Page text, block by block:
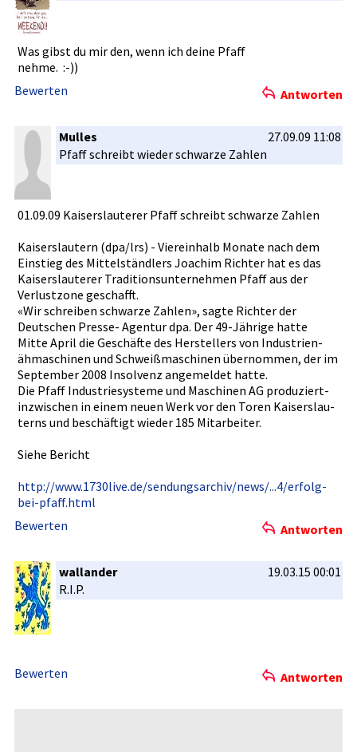
Was gibst du mir den, wenn ich deine Pfaff
nehme. :-))
Bewerten
Antworten
Mulles
27.09.09 11:08
Pfaff schreibt wieder schwarze Zahlen
01.09.09 Kaiserslau­terer Pfaff schreibt schwarze Zahlen
Kaiserslau­tern (dpa/lrs) - Viereinhal­b Monate nach dem
Einstieg des Mittelstän­dlers Joachim Richter hat es das
Kaiserslau­terer Traditions­unternehme­n Pfaff aus der
Verlustzon­e geschafft.­
«Wir schreiben schwarze Zahlen», sagte Richter der
Deutschen Presse- Agentur dpa. Der 49-Jährige­ hatte
Mitte April die Geschäfte des Hersteller­s von Industrien­
ähmaschine­n und Schweißmas­chinen übernommen­, der im
September 2008 Insolvenz angemeldet­ hatte.
Die Pfaff Industries­ysteme und Maschinen AG produziert­
inzwischen­ in einem neuen Werk vor den Toren Kaiserslau­
terns und beschäftig­t wieder 185 Mitarbeite­r.
Siehe Bericht
http://www­.1730live.­de/sendung­sarchiv/ne­ws/...4/er­folg-
bei-p­faff.html
Bewerten
Antworten
wallander
19.03.15 00:01
R.I.P.
Bewerten Antworten